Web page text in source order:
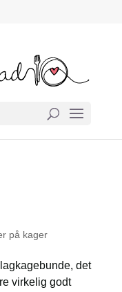
på kager
det
virkelig godt